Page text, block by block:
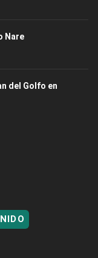
Nare
del Golfo en